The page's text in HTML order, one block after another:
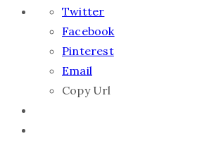
Twitter
Facebook
Pinterest
Email
Copy Url